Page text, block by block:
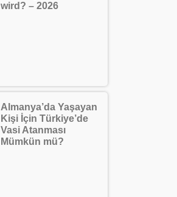
wird? – 2026
Almanya’da Yaşayan
Kişi İçin Türkiye’de
Vasi Atanması
Mümkün mü?